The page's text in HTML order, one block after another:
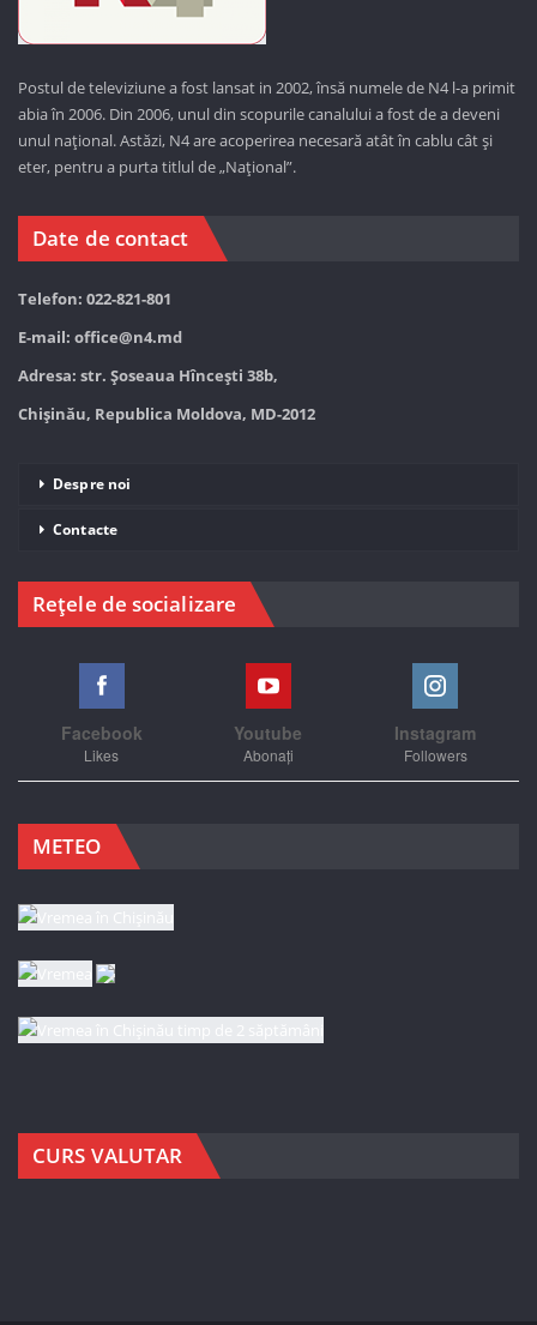
Postul de televiziune a fost lansat in 2002, însă numele de N4 l-a primit
abia în 2006. Din 2006, unul din scopurile canalului a fost de a deveni
unul național. Astăzi, N4 are acoperirea necesară atât în cablu cât și
eter, pentru a purta titlul de „Național”.
Date de contact
Telefon: 022-821-801
E-mail: office@n4.md
Adresa: str. Șoseaua Hînceşti 38b,
Chișinău, Republica Moldova, MD-2012
Despre noi
Contacte
Rețele de socializare
Facebook
Likes
Youtube
Abonați
Instagram
Followers
METEO
CURS VALUTAR